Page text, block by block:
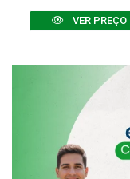
VER PREÇO